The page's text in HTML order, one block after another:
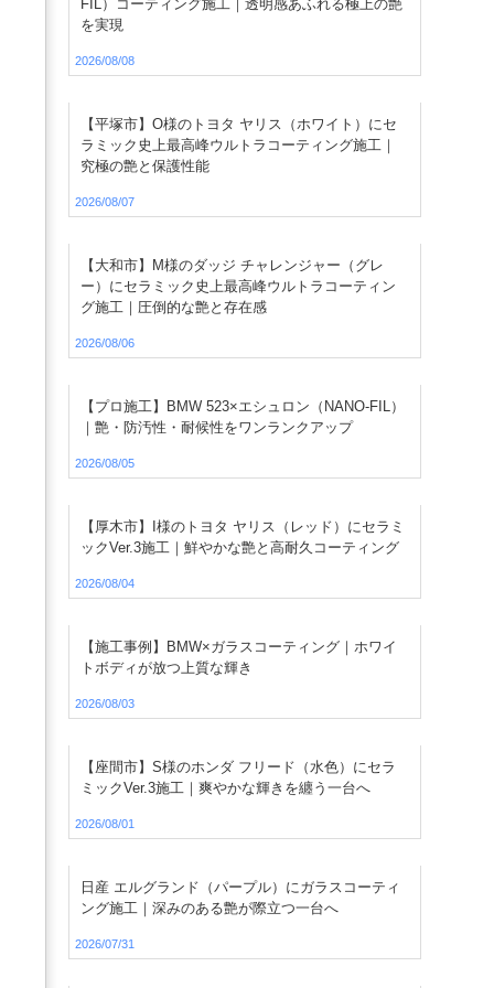
FIL）コーティング施工｜透明感あふれる極上の艶
を実現
2026/08/08
【平塚市】O様のトヨタ ヤリス（ホワイト）にセ
ラミック史上最高峰ウルトラコーティング施工｜
究極の艶と保護性能
2026/08/07
【大和市】M様のダッジ チャレンジャー（グレ
ー）にセラミック史上最高峰ウルトラコーティン
グ施工｜圧倒的な艶と存在感
2026/08/06
【プロ施工】BMW 523×エシュロン（NANO-FIL）
｜艶・防汚性・耐候性をワンランクアップ
2026/08/05
【厚木市】I様のトヨタ ヤリス（レッド）にセラミ
ックVer.3施工｜鮮やかな艶と高耐久コーティング
2026/08/04
【施工事例】BMW×ガラスコーティング｜ホワイ
トボディが放つ上質な輝き
2026/08/03
【座間市】S様のホンダ フリード（水色）にセラ
ミックVer.3施工｜爽やかな輝きを纏う一台へ
2026/08/01
日産 エルグランド（パープル）にガラスコーティ
ング施工｜深みのある艶が際立つ一台へ
2026/07/31